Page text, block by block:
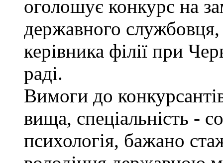
оголошує конкурс на
державного службовця,
керівника філії при
раді.
Вимоги до
вища, спеціальність -
психологія, бажано